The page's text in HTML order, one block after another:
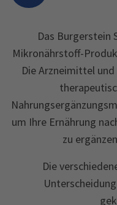
Das Burgerstein
Mikronährstoff-
Die Arzneimittel
um Ihre Ernährung
zu
Die